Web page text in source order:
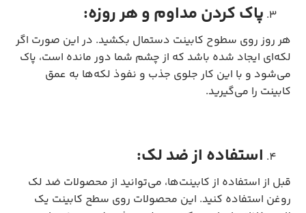
پاک کردن مداوم و هر روزه:
هر روز روی سطوح کابینت دستمال بکشید. در این صورت اگر
لکه‌ای ایجاد شده باشد که از چشم شما دور مانده است، پاک
می‌شود و با این کار جلوی جذب و نفوذ لکه‌ها به عمق
کابینت را می‌گیرید.
استفاده از ضد لک:
قبل از استفاده از کابینت‌ها، می‌توانید از محصولات ضد لک
روغن استفاده کنید. این محصولات روی سطح کابینت یک